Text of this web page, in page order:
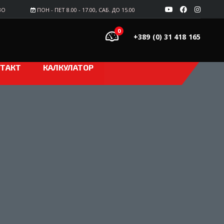
ПОН - ПЕТ 8.00 - 17.00, САБ. ДО 15.00
+389 (0) 31 418 165
0
КАЛКУЛАТОР